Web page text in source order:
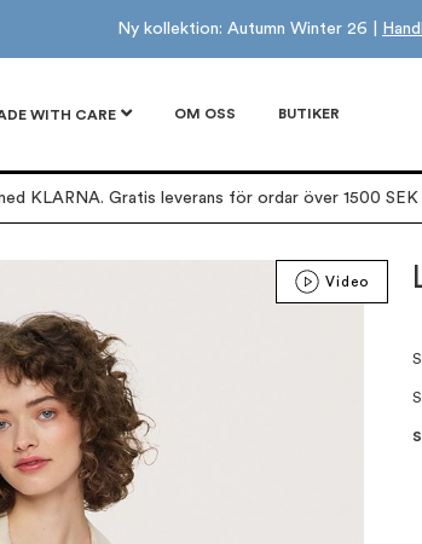
Ny kollektion: Autumn Winter 26 |
WITH CARE OM OSS BUTIKER
KLARNA. Gratis leverans för ordar över 1500
Video